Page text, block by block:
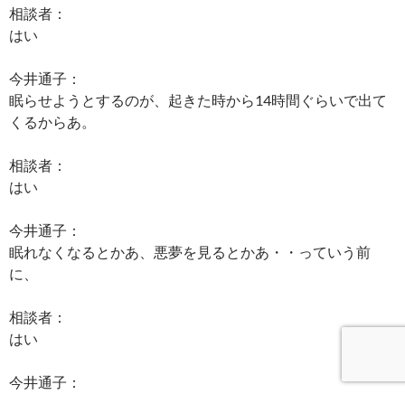
相談者：
はい
今井通子：
眠らせようとするのが、起きた時から14時間ぐらいで出て
くるからあ。
相談者：
はい
今井通子：
眠れなくなるとかあ、悪夢を見るとかあ・・っていう前
に、
相談者：
はい
今井通子：